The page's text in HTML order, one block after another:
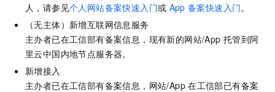
人，请参见个人网站备案快速入门或 App 备案快速入门。
（无主体）新增互联网信息服务
主办者已在工信部有备案信息，现有新的网站/App 托管到阿
里云中国内地节点服务器。
新增接入
主办者已在工信部有备案信息，网站/App 在工信部已有备案